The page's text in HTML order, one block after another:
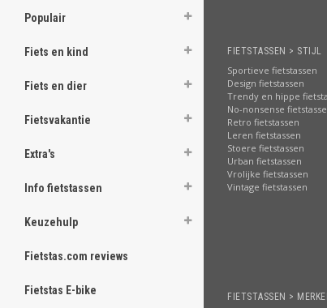
Populair
Fiets en kind
Fiets en dier
Fietsvakantie
Extra's
Info fietstassen
Keuzehulp
Fietstas.com reviews
Fietstas E-bike
FIETSTASSEN > STIJL
Sportieve fietstassen
Design fietstassen
Trendy en hippe
No-nonsense
Retro fietstassen
Leren fietstassen
Stoere fietstassen
Urban fietstassen
Vrolijke fietstassen
Vintage fietstassen
FIETSTASSEN >